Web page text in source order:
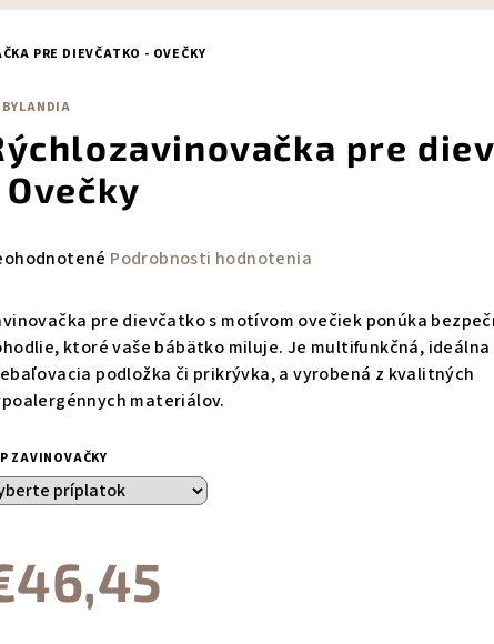
PRE DIEVČATKO - OVEČKY
pre
Podrobnosti hodnotenia
pre dievčatko s motívom ovečiek ponúka
ktoré vaše bábätko miluje. Je multifunkčná, ideálna
podložka či prikrývka, a vyrobená z kvalitných
materiálov.
ZAVINOVAČKY